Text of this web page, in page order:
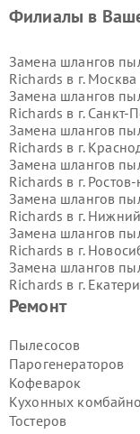
Ремонт
Пылесосов
Парогенераторов
Кофеварок
Кухонных
Тостеров
Филиалы в
Замена шлангов
Richards в г. Москва
Замена шлангов
Richards в г. Санкт-
Замена шлангов
Richards в г.
Замена шлангов
Richards в г.
Замена шлангов
Richards в г.
Замена шлангов
Richards в г.
Замена шлангов
Richards в г.
Замена шлангов
Richards в г.
Richards в г.
Замена шлангов
Richards в г.
Замена шлангов
Richards в г.